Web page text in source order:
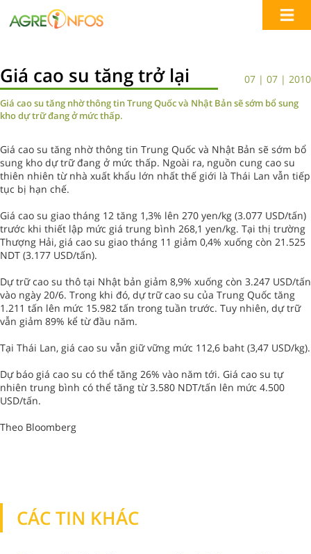
Giá cao su tăng trở lại 07 | 07 | 2010
Giá cao su tăng nhờ thông tin Trung Quốc và Nhật Bản sẽ sớm bổ sung
kho dự trữ đang ở mức thấp.
Giá cao su tăng nhờ thông tin Trung Quốc và Nhật Bản sẽ sớm bổ
sung kho dự trữ đang ở mức thấp. Ngoài ra, nguồn cung cao su
thiên nhiên từ nhà xuất khẩu lớn nhất thế giới là Thái Lan vẫn tiếp
tục bị hạn chế.
Giá cao su giao tháng 12 tăng 1,3% lên 270 yen/kg (3.077 USD/tấn)
trước khi thiết lập mức giá trung bình 268,1 yen/kg. Tại thị trường
Thượng Hải, giá cao su giao tháng 11 giảm 0,4% xuống còn 21.525
NDT (3.177 USD/tấn).
Dự trữ cao su thô tại Nhật bản giảm 8,9% xuống còn 3.247 USD/tấn
vào ngày 20/6. Trong khi đó, dự trữ cao su của Trung Quốc tăng
1.211 tấn lên mức 15.982 tấn trong tuần trước. Tuy nhiên, dự trữ
vẫn giảm 89% kể từ đầu năm.
Tại Thái Lan, giá cao su vẫn giữ vững mức 112,6 baht (3,47 USD/kg).
Dự báo giá cao su có thể tăng 26% vào năm tới. Giá cao su tự
nhiên trung bình có thể tăng từ 3.580 NDT/tấn lên mức 4.500
USD/tấn.
Theo Bloomberg
CÁC TIN KHÁC